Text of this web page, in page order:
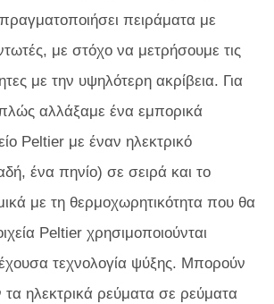
πειράματα με
με στόχο να μετρήσουμε τις
με την υψηλότερη ακρίβεια. Για
αλλάξαμε ένα εμπορικά
Peltier με έναν ηλεκτρικό
ένα πηνίο) σε σειρά και το
με τη θερμοχωρητικότητα που θα
Peltier χρησιμοποιούνται
τεχνολογία ψύξης. Μπορούν
ηλεκτρικά ρεύματα σε ρεύματα